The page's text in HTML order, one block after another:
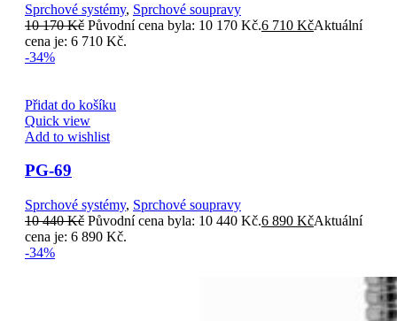
Sprchové systémy, Sprchové soupravy
10 170Kč Původní cena byla: 10 170 Kč.6 710 KčAktuální
cena je: 6 710 Kč.
-34%
Přidat do košíku
Quick view
Add to wishlist
PG-69
Sprchové systémy, Sprchové soupravy
10 440Kč Původní cena byla: 10 440 Kč.6 890 KčAktuální
cena je: 6 890 Kč.
-34%